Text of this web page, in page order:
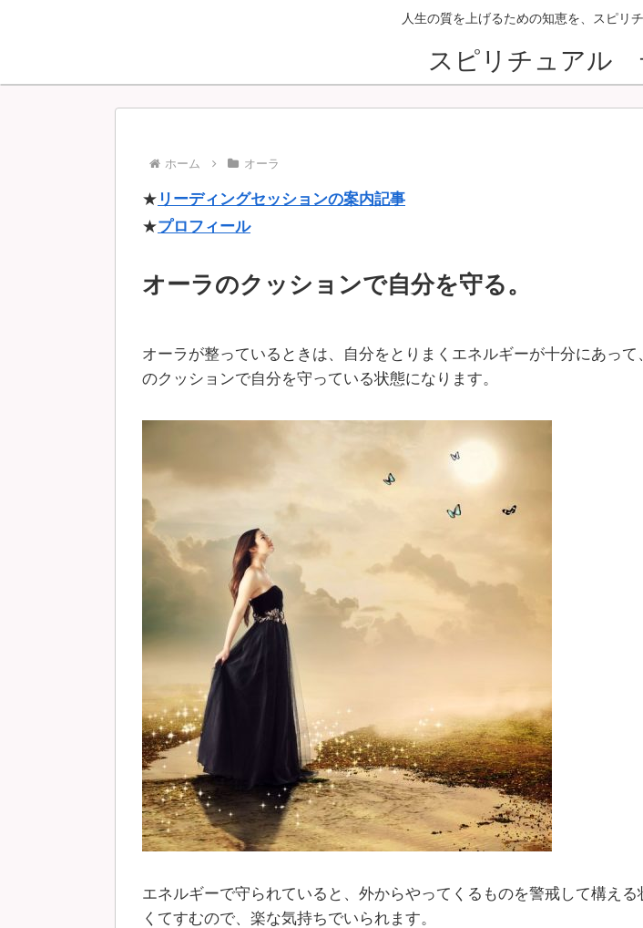
人生の質を上げるための知恵を、スピリ
スピリチュアル
ホーム オーラ
★ リーディングセッションの案内記事
★プロフィール
オーラのクッションで自分を守る。
オーラが整っているときは、自分をとりまくエネルギーが十分にあって
のクッションで自分を守っている状態になります。
エネルギーで守られていると、外からやってくるものを警戒して構える
くてすむので、楽な気持ちでいられます。